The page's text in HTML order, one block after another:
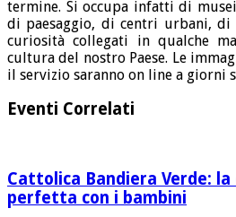
termine. Si occupa infatti di
di paesaggio, di centri urbani, di
curiosità collegati in qualche
cultura del nostro Paese. Le
il servizio saranno on line a giorni
Eventi Correlati
Cattolica Bandiera Verde:
perfetta con i bambini